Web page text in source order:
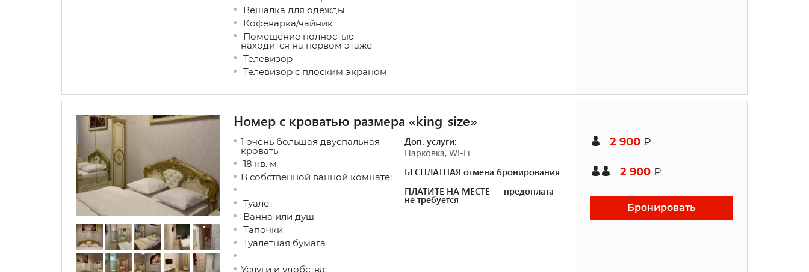
Вешалка для одежды
Кофеварка/чайник
Помещение полностью
находится на первом этаже
Телевизор
Телевизор с плоским экраном
Номер с кроватью размера «king-size»
1 очень большая двуспальная
кровать
18 кв. м
В собственной ванной комнате:
Туалет
Ванна или душ
Тапочки
Туалетная бумага
Услуги и удобства: ​
Доп. услуги:
Парковка, WI-Fi
БЕСПЛАТНАЯ отмена бронирования
ПЛАТИТЕ НА МЕСТЕ — предоплата
не требуется
2 900 ₽
2 900 ₽
Бронировать